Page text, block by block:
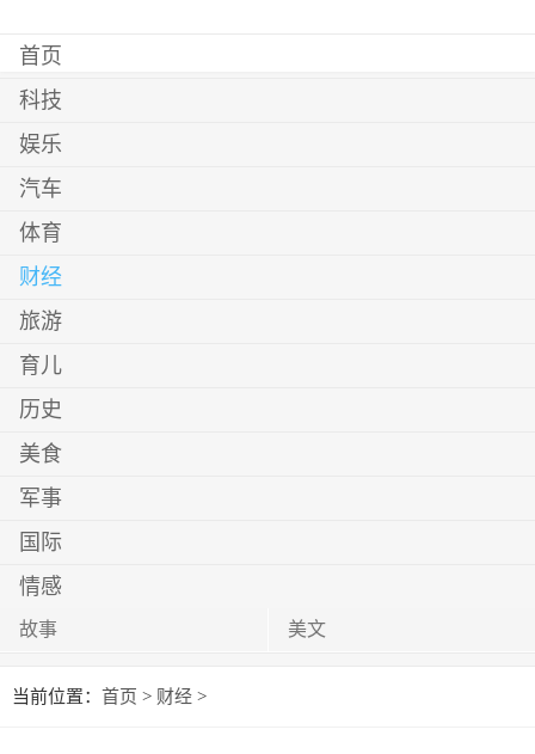
首页
科技
娱乐
汽车
体育
财经
旅游
育儿
历史
美食
军事
国际
情感
故事 美文
当前位置： 首页 > 财经 >